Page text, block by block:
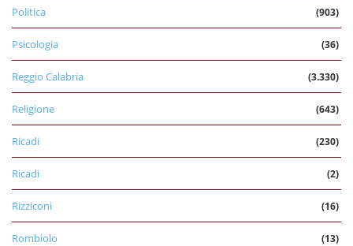
Politica (903)
Psicologia (36)
Reggio Calabria (3.330)
Religione (643)
Ricadi (230)
Ricadi (2)
Rizziconi (16)
Rombiolo (13)